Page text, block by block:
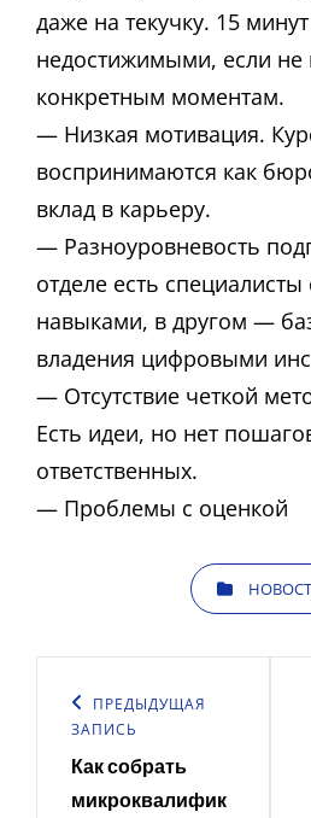
даже на текучку. 15
недостижимыми, если не
конкретным моментам.
— Низкая мотивация.
воспринимаются как
вклад в карьеру.
— Разноуровневость
отделе есть
навыками, в другом —
владения цифровыми
— Отсутствие четкой
Есть идеи, но нет
ответственных.
— Проблемы с оценкой
КАТЕГОРИИ
по
записям
Предыдущая
ПРЕДЫДУЩАЯ
ЗАПИСЬ
Как собрать
микроквалифик